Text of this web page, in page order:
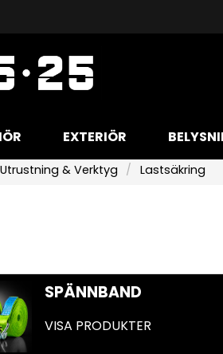
EXTERIÖR
Utrustning & Verktyg Lastsäkring
SPÄNNBAND
VISA PRODUKTER